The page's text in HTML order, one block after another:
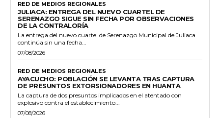
RED DE MEDIOS REGIONALES
JULIACA: ENTREGA DEL NUEVO CUARTEL DE
SERENAZGO SIGUE SIN FECHA POR OBSERVACIONES
DE LA CONTRALORÍA
La entrega del nuevo cuartel de Serenazgo Municipal de Juliaca
continúa sin una fecha...
07/08/2026
RED DE MEDIOS REGIONALES
AYACUCHO: POBLACIÓN SE LEVANTA TRAS CAPTURA
DE PRESUNTOS EXTORSIONADORES EN HUANTA
La captura de dos presuntos implicados en el atentado con
explosivo contra el establecimiento...
07/08/2026